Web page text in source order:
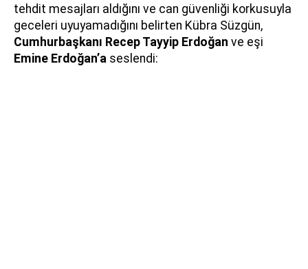
tehdit mesajları aldığını ve can güvenliği korkusuyla
geceleri uyuyamadığını belirten Kübra Süzgün,
Cumhurbaşkanı Recep Tayyip Erdoğan ve eşi
Emine Erdoğan’a seslendi: